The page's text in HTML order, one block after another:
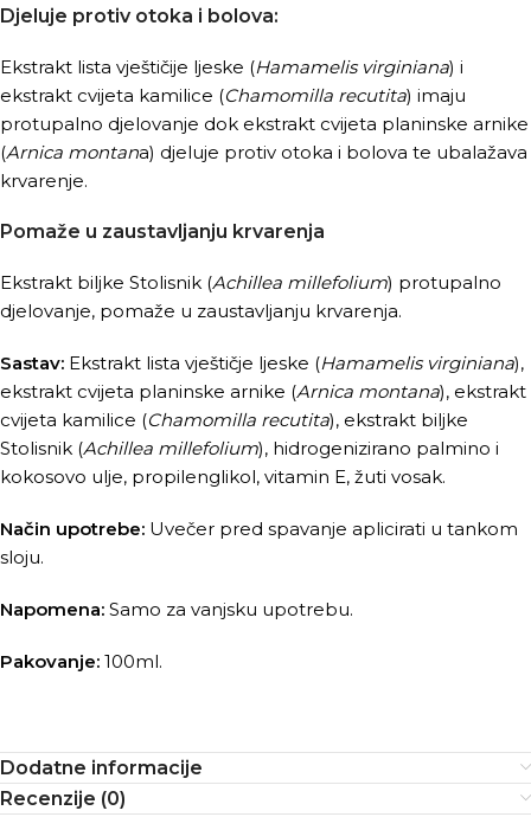
Djeluje protiv otoka i bolova:
Ekstrakt lista vještičije ljeske (Hamamelis virginiana) i
ekstrakt cvijeta kamilice (Chamomilla recutita) imaju
protupalno djelovanje dok ekstrakt cvijeta planinske arnike
(Arnica montana) djeluje protiv otoka i bolova te ubalažava
krvarenje.
Pomaže u zaustavljanju krvarenja
Ekstrakt biljke Stolisnik (Achillea millefolium) protupalno
djelovanje, pomaže u zaustavljanju krvarenja.
Sastav: Ekstrakt lista vještičje ljeske (Hamamelis virginiana),
ekstrakt cvijeta planinske arnike (Arnica montana), ekstrakt
cvijeta kamilice (Chamomilla recutita), ekstrakt biljke
Stolisnik (Achillea millefolium), hidrogenizirano palmino i
kokosovo ulje, propilenglikol, vitamin E, žuti vosak.
Način upotrebe: Uvečer pred spavanje aplicirati u tankom
sloju.
Napomena: Samo za vanjsku upotrebu.
Pakovanje: 100ml.
Dodatne informacije
Recenzije (0)